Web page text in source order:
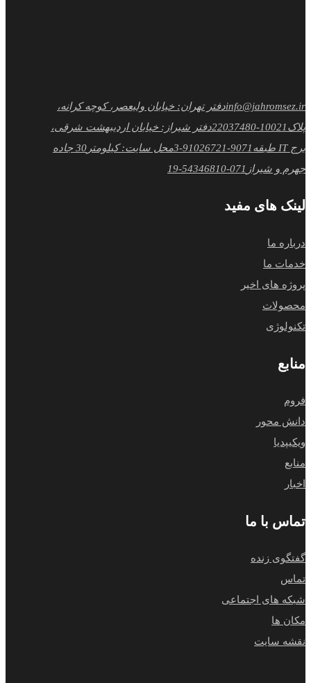
info@jahromsez.irدفتر تهران: خیابان ولیعصر، کوچه کرانه،
پلاک10021-22037480
دفتر شیراز: خیابان اردیبهشت شرقی،
برج IT طبقه9
071-91026721-3
محل سایت: کیلومتر30 جاده
جهرم و شیراز 071-54346810-19
لینک های مفید
درباره ما
خدمات ما
پروژه های اخیر
محصولات
تکنولوژی
منابع
فروم
دانش محور
ویکیپدیا
منابع
اخبار
تماس با ما
گفتگوی زنده
تماس
شبکه های اجتماعی
مکان ها
نقشه سایت